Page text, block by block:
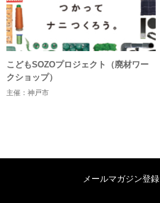
こどもSOZOプロジェクト（廃材ワー
クショップ）
主催：神戸市
メールマガジン登録